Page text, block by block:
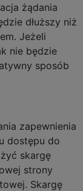
żądania
dłuższy niż
Jeżeli
nie będzie
sposób
zapewnienia
dostępu do
skargę
strony
Skargę